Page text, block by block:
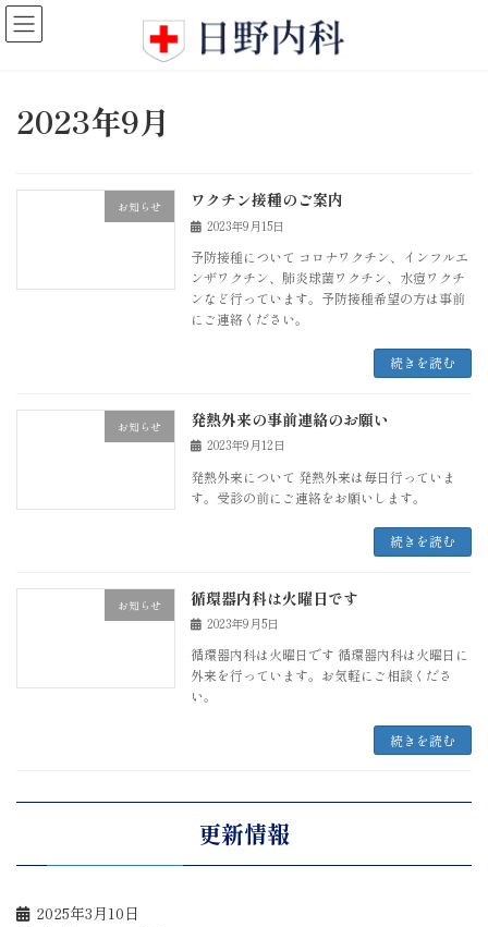
コ
ン
ナ
ビ
2023年9月
お知らせ ワクチン接種のご案内
2023年9月15日
予防接種について コロナワクチン、インフルエ
ンザワクチン、肺炎球菌ワクチン、水痘ワクチ
ンなど行っています。予防接種希望の方は事前
にご連絡ください。
続きを読む
お知らせ 発熱外来の事前連絡のお願い
2023年9月12日
発熱外来について 発熱外来は毎日行っていま
す。受診の前にご連絡をお願いします。
続きを読む
お知らせ 循環器内科は火曜日です
2023年9月5日
循環器内科は火曜日です 循環器内科は火曜日に
外来を行っています。お気軽にご相談くださ
い。
続きを読む
更新情報
2025年3月10日